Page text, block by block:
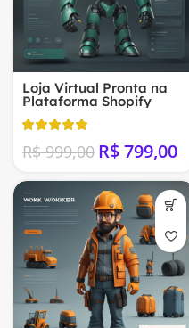
Loja Virtual Pronta na
Plataforma Shopify
R$999,00 R$799,00